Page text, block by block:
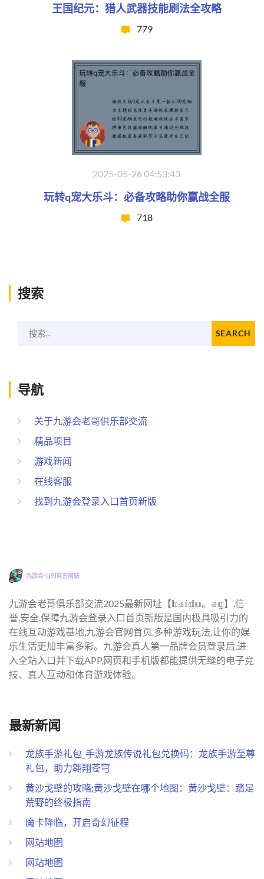
王国纪元：猎人武器技能刷法全攻略
779
2025-05-26 04:53:43
玩转q宠大乐斗：必备攻略助你赢战全服
718
搜索
搜索... SEARCH
导航
关于九游会老哥俱乐部交流
精品项目
游戏新闻
在线客服
找到九游会登录入口首页新版
九游会老哥俱乐部交流2025最新网址【𝕓𝕒𝕚𝕕𝕦。𝕒𝕘】,信
誉,安全,保障九游会登录入口首页新版是国内极具吸引力的
在线互动游戏基地,九游会官网首页,多种游戏玩法,让你的娱
乐生活更加丰富多彩。九游会真人第一品牌会员登录后,进
入全站入口并下载APP,网页和手机版都能提供无缝的电子竞
技、真人互动和体育游戏体验。
最新新闻
龙族手游礼包_手游龙族传说礼包兑换码：龙族手游至尊
礼包，助力翱翔苍穹
黄沙戈壁的攻略;黄沙戈壁在哪个地图：黄沙戈壁：踏足
荒野的终极指南
魔卡降临，开启奇幻征程
网站地图
网站地图